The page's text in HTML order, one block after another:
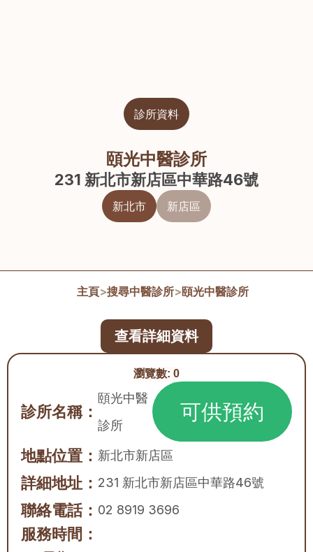
診所資料
頤光中醫診所
231 新北市新店區中華路46號
新北市 新店區
主頁>搜尋中醫診所>頤光中醫診所
瀏覽數: 0
診所名稱：
頤光中醫
診所
可供預約
地點位置： 新北市新店區
詳細地址： 231 新北市新店區中華路46號
聯絡電話： 02 8919 3696
服務時間：
查看詳細資料